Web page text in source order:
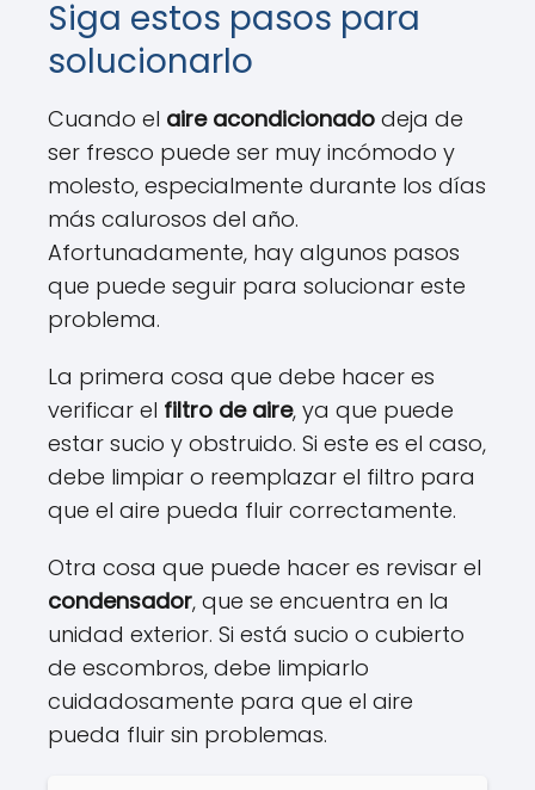
Siga estos pasos para
solucionarlo
Cuando el aire acondicionado deja de
ser fresco puede ser muy incómodo y
molesto, especialmente durante los días
más calurosos del año.
Afortunadamente, hay algunos pasos
que puede seguir para solucionar este
problema.
La primera cosa que debe hacer es
verificar el filtro de aire, ya que puede
estar sucio y obstruido. Si este es el caso,
debe limpiar o reemplazar el filtro para
que el aire pueda fluir correctamente.
Otra cosa que puede hacer es revisar el
condensador, que se encuentra en la
unidad exterior. Si está sucio o cubierto
de escombros, debe limpiarlo
cuidadosamente para que el aire
pueda fluir sin problemas.